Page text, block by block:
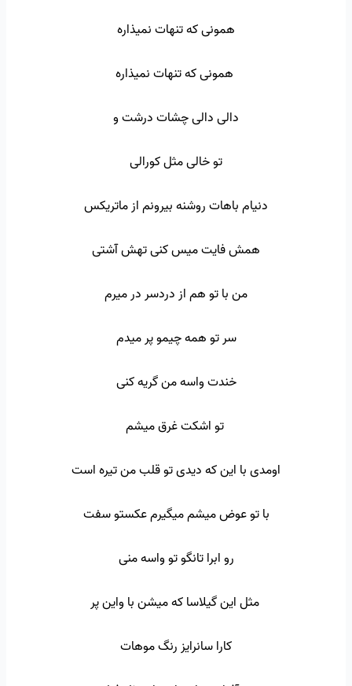
همونی که تنهات نمیذاره
همونی که تنهات نمیذاره
دالی دالی چشات درشت و
تو خالی مثل کورالی
دنیام باهات روشنه بیرونم از ماتریکس
همش فایت میس کنی تهش آشتی
من با تو هم از دردسر در میرم
سر تو همه چیمو پر میدم
خندت واسه من گریه کنی
تو اشکت غرق میشم
اومدی با این که دیدی تو قلب من تیره است
با تو عوض میشم میگیرم عکستو سفت
رو ابرا تانگو تو واسه منی
مثل این گیلاسا که میشن با واین پر
کارا سانرایز رنگ موهات